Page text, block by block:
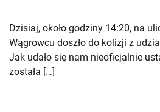
Dzisiaj, około godziny 14:20, na
Wągrowcu doszło do kolizji z
Jak udało się nam nieoficjalnie
została […]